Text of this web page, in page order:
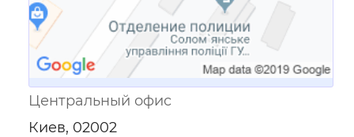
Центральный офис
Киев, 02002